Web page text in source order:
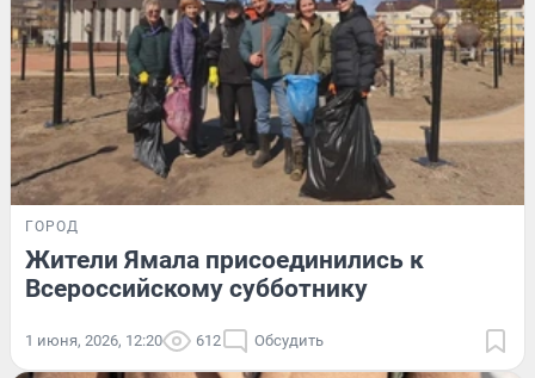
ГОРОД
Жители Ямала присоединились к
Всероссийскому субботнику
1 июня, 2026, 12:20 612 Обсудить